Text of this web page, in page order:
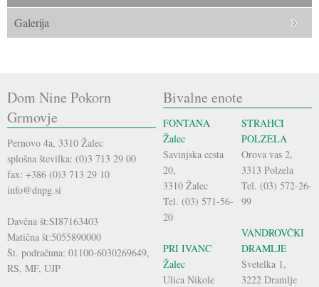
Galerija
Dom Nine Pokorn
Grmovje
Pernovo 4a, 3310 Žalec
splošna številka: (0)3 713 29 00
fax: +386 (0)3 713 29 10
info@dnpg.si
Davčna št:SI87163403
Matična št:5055890000
Št. podračuna: 01100-6030269649,
RS, MF, UJP
Bivalne enote
FONTANA
Žalec
Savinjska cesta
20,
3310 Žalec
Tel. (03) 571-56-
20
PRI IVANC
Žalec
Ulica Nikole
STRAHCI
POLZELA
Orova vas 2,
3313 Polzela
Tel. (03) 572-26-
99
VANDROVČKI
DRAMLJE
Svetelka 1,
3222 Dramlje